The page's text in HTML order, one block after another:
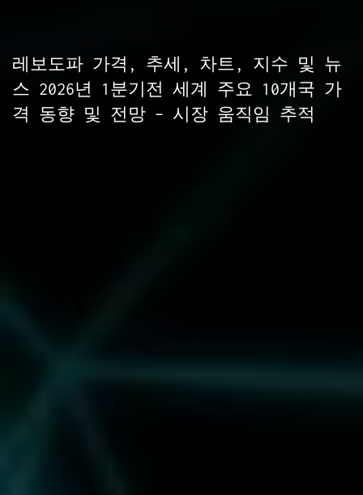
레보도파 가격, 추세, 차트, 지수 및 뉴
스 2026년 1분기전 세계 주요 10개국 가
격 동향 및 전망 – 시장 움직임 추적